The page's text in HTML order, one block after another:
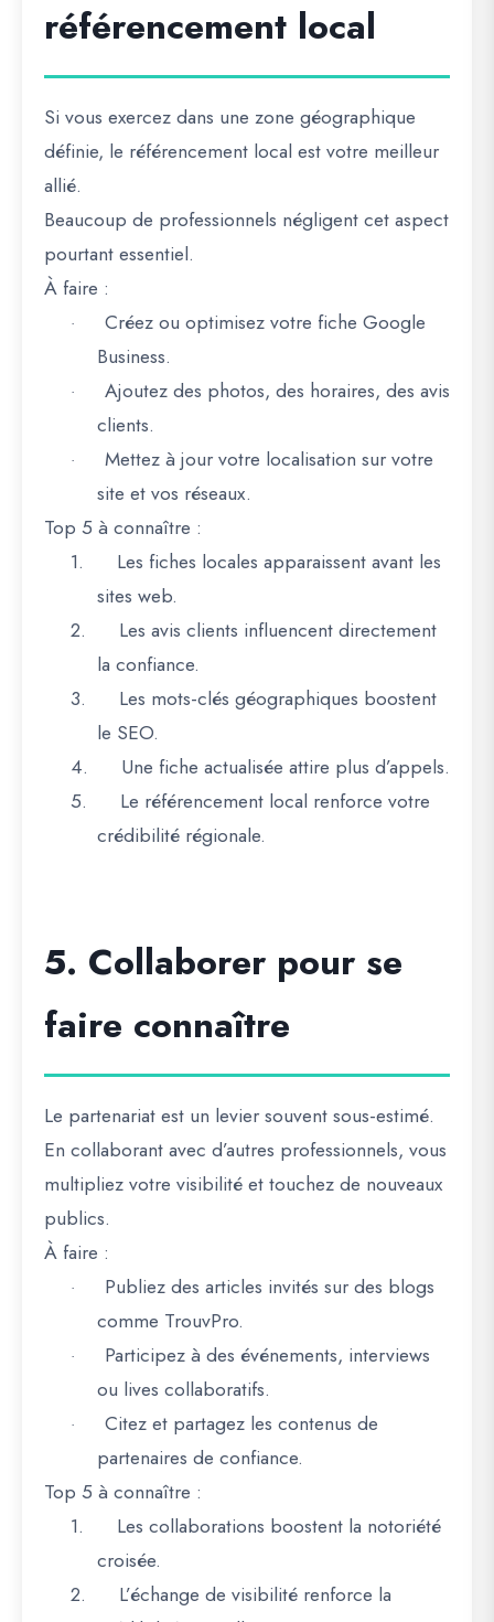
référencement local
Si vous exercez dans une zone géographique
définie, le référencement local est votre meilleur
allié.
Beaucoup de professionnels négligent cet aspect
pourtant essentiel.
À faire :
· Créez ou optimisez votre fiche Google
Business.
·
Ajoutez des photos, des horaires, des avis
clients.
·
Mettez à jour votre localisation sur votre
site et vos réseaux.
Top 5 à connaître :
1.
Les fiches locales apparaissent avant les
sites web.
2.
Les avis clients influencent directement
la confiance.
3.
Les mots-clés géographiques boostent
le SEO.
4.
Une fiche actualisée attire plus d’appels.
5.
Le référencement local renforce votre
crédibilité régionale.
5. Collaborer pour se
faire connaître
Le partenariatest un levier souvent sous-estimé.
En collaborant avec d’autres professionnels, vous
multipliez votre visibilité et touchez de nouveaux
publics.
À faire :
·
Publiez des articles invités sur des blogs
comme TrouvPro.
·
Participez à des événements, interviews
ou lives collaboratifs.
·
Citez et partagez les contenus de
partenaires de confiance.
Top 5 à connaître :
1.
Les collaborations boostent la notoriété
croisée.
2.
L’échange de visibilité renforce la